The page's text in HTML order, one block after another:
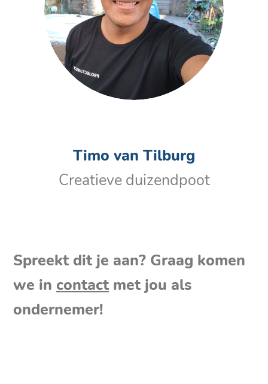
Timo van Tilburg
Creatieve duizendpoot
Spreekt dit je aan? Graag komen
we in contactmet jou als
ondernemer!